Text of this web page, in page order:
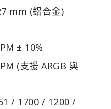
mm (鋁合金)
± 10%
(支援 ARGB 與
/ 1700 / 1200 /